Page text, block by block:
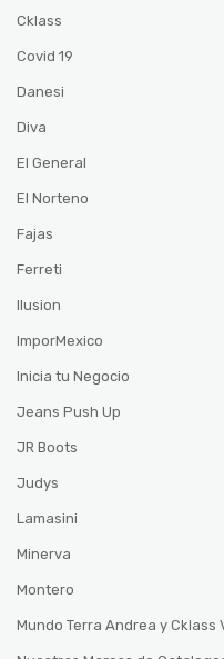
Cklass
Covid 19
Danesi
Diva
El General
El Norteno
Fajas
Ferreti
Ilusion
ImporMexico
Inicia tu Negocio
Jeans Push Up
JR Boots
Judys
Lamasini
Minerva
Montero
Mundo Terra Andrea y